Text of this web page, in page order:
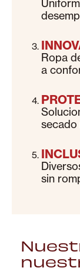
Ropa
a
secado
sin